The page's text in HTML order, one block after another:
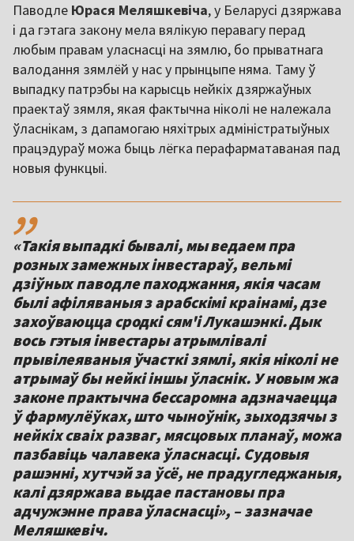
Паводле Юрася Меляшкевіча, у Беларусі дзяржава
і да гэтага закону мела вялікую перавагу перад
любым правам уласнасці на зямлю, бо прыватнага
валодання зямлёй у нас у прынцыпе няма. Таму ў
выпадку патрэбы на карысць нейкіх дзяржаўных
праектаў зямля, якая фактычна ніколі не належала
ўласнікам, з дапамогаю няхітрых адміністратыўных
працэдураў можа быць лёгка перафарматаваная пад
новыя функцыі.
,,
«Такія выпадкі бывалі, мы ведаем пра
розных замежных інвестараў, вельмі
дзіўных паводле паходжання, якія часам
былі афіляваныя з арабскімі краінамі, дзе
захоўваюцца сродкі сям'і Лукашэнкі. Дык
вось гэтыя інвестары атрымлівалі
прывілеяваныя ўчасткі зямлі, якія ніколі не
атрымаў бы нейкі іншы ўласнік. У новым жа
законе практычна бессаромна адзначаецца
ў фармулёўках, што чыноўнік, зыходзячы з
нейкіх сваіх разваг, мясцовых планаў, можа
пазбавіць чалавека ўласнасці. Судовыя
рашэнні, хутчэй за ўсё, не прадугледжаныя,
калі дзяржава выдае пастановы пра
адчужэнне права ўласнасці», – зазначае
Меляшкевіч.